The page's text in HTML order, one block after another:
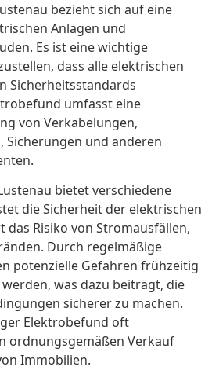
bezieht sich auf eine
Anlagen und
Es ist eine wichtige
dass alle elektrischen
Sicherheitsstandards
umfasst eine
von Verkabelungen,
Sicherungen und anderen
bietet verschiedene
die Sicherheit der elektrischen
Risiko von Stromausfällen,
Durch regelmäßige
potenzielle Gefahren frühzeitig
was dazu beiträgt, die
sicherer zu machen.
Elektrobefund oft
ordnungsgemäßen Verkauf
Immobilien.